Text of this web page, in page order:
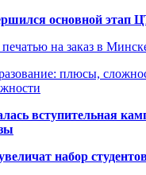
основной этап
на заказ в
плюсы,
вступительная
набор